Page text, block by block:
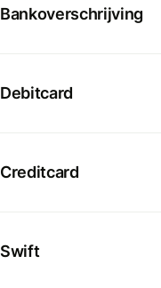
Bankoverschrijving
Debitcard
Creditcard
Swift